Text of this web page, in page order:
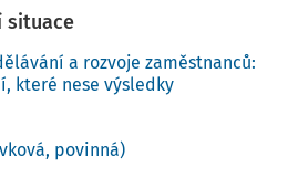
situace
a rozvoje zaměstnanců:
které nese výsledky
povinná)